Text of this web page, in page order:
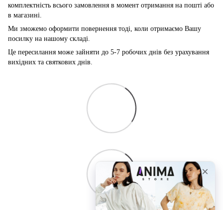
комплектність всього замовлення в момент отримання на пошті або
в магазині.
Ми зможемо оформити повернення тоді, коли отримаємо Вашу
посилку на нашому складі.
Це пересилання може зайняти до 5-7 робочих днів без урахування
вихідних та святкових днів.